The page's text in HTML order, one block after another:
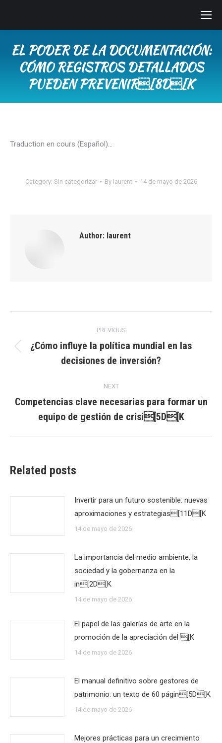
EL PODER DE LA DOCUMENTACIÓN:
CÓMO REGISTROS DETALLADOS
PUEDEN PREVENIR[8D[K
Traduction en cours (Español)…
Category: Sin categorizar By laurent 14 de mayo de 2026
Author: laurent
navigation
PREVIOUS
post:
¿Cómo influye la política mundial en las
decisiones de inversión?
NEXT
post:
Competencias clave necesarias para formar un
equipo de gestión de crisi[5D[K
Related posts
Invertir para un futuro sostenible: nuevas
aproximaciones y estrategias[11D[K
14 de mayo de 2026
La importancia del medio ambiente, la
sociedad y la gobernanza en la
in[2D[K
14 de mayo de 2026
El papel de las galerías de arte en la
promoción de la apreciación del [K
14 de mayo de 2026
El manual definitivo sobre gestores de
patrimonio: un texto de 60 págin[5D[K
14 de mayo de 2026
Mejores prácticas para un crecimiento